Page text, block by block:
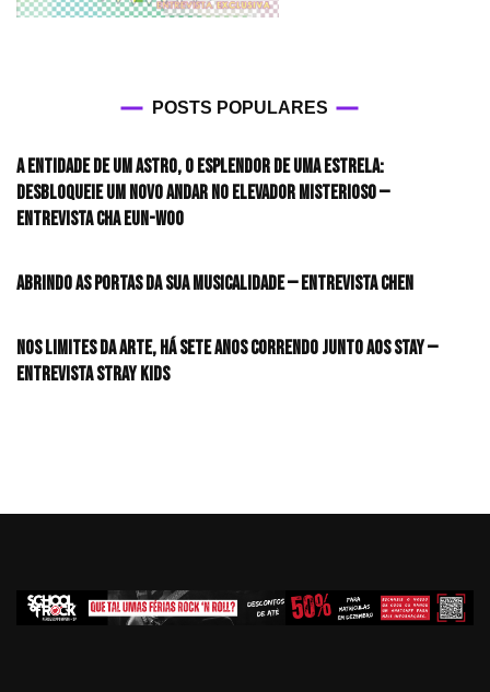
POSTS POPULARES
A entidade de um astro, o esplendor de uma estrela:
desbloqueie um novo andar no elevador misterioso —
Entrevista CHA EUN-WOO
Abrindo as portas da sua musicalidade — Entrevista CHEN
Nos limites da arte, há sete anos correndo junto aos STAY —
Entrevista Stray Kids